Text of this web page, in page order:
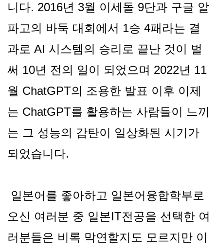
니다. 2016년 3월 이세돌 9단과 구글 알
파고의 바둑 대회에서 1승 4패라는 결
과로 AI 시스템의 승리로 끝난 것이 벌
써 10년 전의 일이 되었으며 2022년 11
월 ChatGPT의 조용한 발표 이후 이제
는 ChatGPT를 활용하는 사람들이 느끼
는 그 성능의 감탄이 일상화된 시기가
되었습니다.
일본어를 좋아하고 일본어융합학부로
오신 여러분 중 일본IT전공을 선택한 여
러분들은 비록 막연할지도 모르지만 이